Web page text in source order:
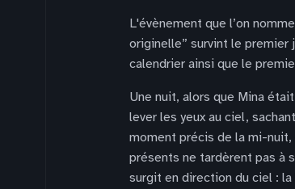
L'évènement que l’on
originelle” survint le premier
calendrier ainsi que le
Une nuit, alors que Mina
lever les yeux au ciel,
moment précis de la mi-nuit,
présents ne tardèrent pas à
surgit en direction du ciel :